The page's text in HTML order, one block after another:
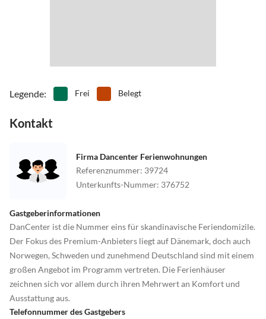
Legende: Frei Belegt
Kontakt
Firma Dancenter Ferienwohnungen
Referenznummer: 39724
Unterkunfts-Nummer: 376752
Gastgeberinformationen
DanCenter ist die Nummer eins für skandinavische Feriendomizile.
Der Fokus des Premium-Anbieters liegt auf Dänemark, doch auch
Norwegen, Schweden und zunehmend Deutschland sind mit einem
großen Angebot im Programm vertreten. Die Ferienhäuser
zeichnen sich vor allem durch ihren Mehrwert an Komfort und
Ausstattung aus.
Telefonnummer des Gastgebers